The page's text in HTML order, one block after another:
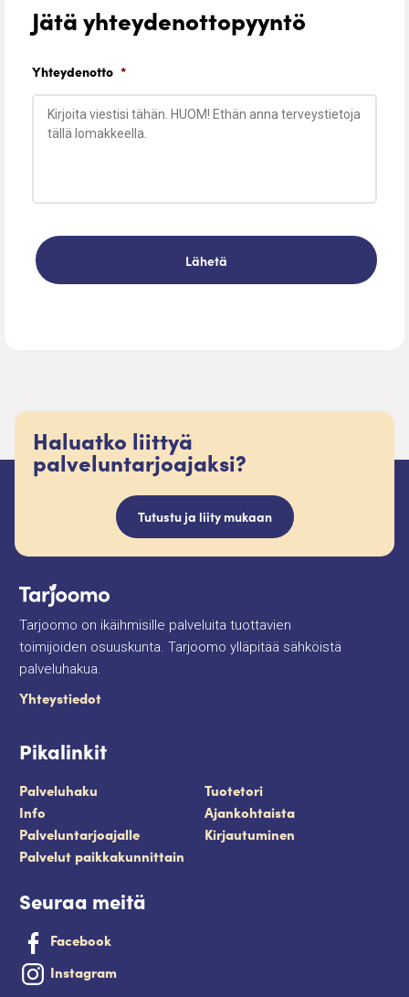
Jätä yhteydenottopyyntö
Yhteydenotto *
Haluatko liittyä
palveluntarjoajaksi?
Tutustu ja liity mukaan
Tarjoomo on ikäihmisille palveluita tuottavien
toimijoiden osuuskunta. Tarjoomo ylläpitää sähköistä
palveluhakua.
Yhteystiedot
Pikalinkit
Palveluhaku
Tuotetori
Info
Ajankohtaista
Palveluntarjoajalle
Kirjautuminen
Palvelut paikkakunnittain
Seuraa meitä
Facebook
Instagram